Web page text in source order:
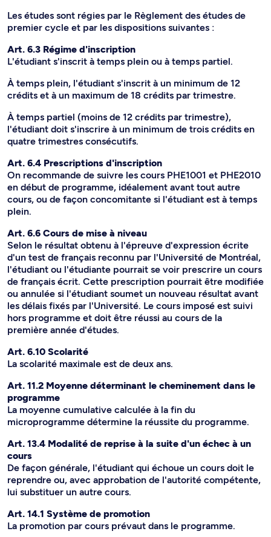
Les études sont régies par le Règlement des études de
premier cycle et par les dispositions suivantes :
Art. 6.3 Régime d'inscription
L'étudiant s'inscrit à temps plein ou à temps partiel.
À temps plein, l'étudiant s'inscrit à un minimum de 12
crédits et à un maximum de 18 crédits par trimestre.
À temps partiel (moins de 12 crédits par trimestre),
l'étudiant doit s'inscrire à un minimum de trois crédits en
quatre trimestres consécutifs.
Art. 6.4 Prescriptions d'inscription
On recommande de suivre les cours PHE1001 et PHE2010
en début de programme, idéalement avant tout autre
cours, ou de façon concomitante si l'étudiant est à temps
plein.
Art. 6.6 Cours de mise à niveau
Selon le résultat obtenu à l'épreuve d'expression écrite
d'un test de français reconnu par l'Université de Montréal,
l'étudiant ou l'étudiante pourrait se voir prescrire un cours
de français écrit. Cette prescription pourrait être modifiée
ou annulée si l'étudiant soumet un nouveau résultat avant
les délais fixés par l'Université. Le cours imposé est suivi
hors programme et doit être réussi au cours de la
première année d'études.
Art. 6.10 Scolarité
La scolarité maximale est de deux ans.
Art. 11.2 Moyenne déterminant le cheminement dans le
programme
La moyenne cumulative calculée à la fin du
microprogramme détermine la réussite du programme.
Art. 13.4 Modalité de reprise à la suite d'un échec à un
cours
De façon générale, l'étudiant qui échoue un cours doit le
reprendre ou, avec approbation de l'autorité compétente,
lui substituer un autre cours.
Art. 14.1 Système de promotion
La promotion par cours prévaut dans le programme.